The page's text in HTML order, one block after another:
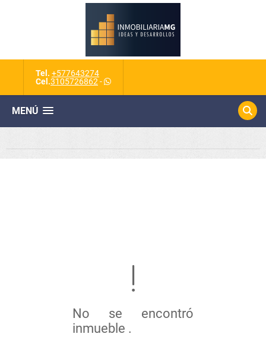
Tel. +577643274
Cel.3105726862 -
MENÚ
No se encontró
inmueble .